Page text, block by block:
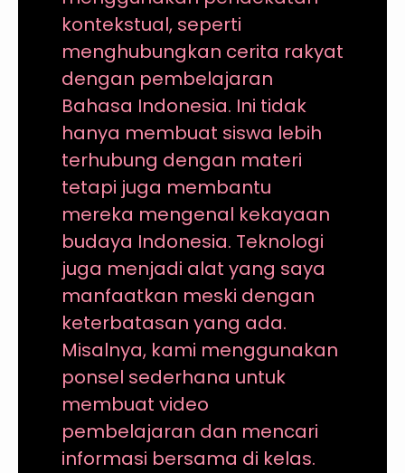
kontekstual, seperti
menghubungkan cerita rakyat
dengan pembelajaran
Bahasa Indonesia. Ini tidak
hanya membuat siswa lebih
terhubung dengan materi
tetapi juga membantu
mereka mengenal kekayaan
budaya Indonesia. Teknologi
juga menjadi alat yang saya
manfaatkan meski dengan
keterbatasan yang ada.
Misalnya, kami menggunakan
ponsel sederhana untuk
membuat video
pembelajaran dan mencari
informasi bersama di kelas.